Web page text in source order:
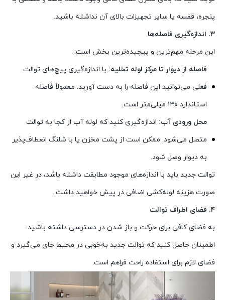
پنجره، قفسه یا سایر تجهیزات بالای آن نداشته باشید.
۳. اندازه‌گیری فاصله‌ها
این مرحله مهم‌ترین و پیچیده‌ترین بخش است:
فاصله از دیوار تا مرکز لوله تخلیه: با اندازه‌گیری پیچ‌های توالت
فعلی می‌توانید این فاصله را به دست آورید. معمولاً فاصله
استاندارد ۱۴۰ میلی‌متر است.
محل ورودی آب: اندازه‌گیری کنید که لوله آب از کجا به توالت
متصل می‌شود. ممکن است از پشت مخزن یا با شلنگ انعطاف‌پذیر
به دیوار وصل شود.
توالت جدید باید با اندازه‌های موجود مطابقت داشته باشد، در غیر این
صورت هزینه لوله‌کشی اضافی در پیش خواهید داشت.
۴. فضای اطراف توالت
به فضای کافی برای حرکت و باز شدن در دسترسی داشته باشید.
اطمینان حاصل کنید که توالت جدید به‌خوبی در محیط جای می‌گیرد و
فضای لازم برای استفاده راحت فراهم است.